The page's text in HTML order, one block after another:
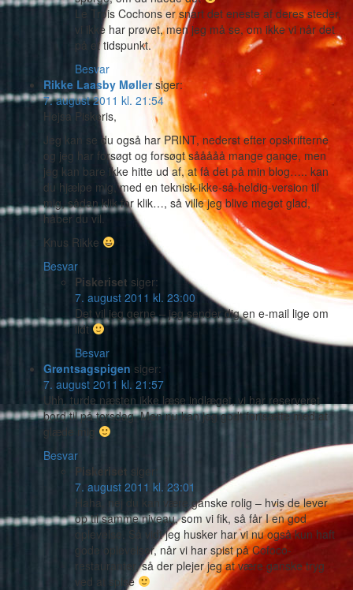
Le Trois Cochons er snart det eneste af deres steder,
vi ikke har prøvet, men jeg må se, om ikke vi når det
på et tidspunkt.
Besvar
Rikke Laasby Møller siger:
7. august 2011 kl. 21:54
Hejsa Piskeris,
Jeg kan se du også har PRINT, nederst efter opskrifterne
og jeg har forsøgt og forsøgt sååååå mange gange, men
jeg kan bare ikke hitte ud af, at få det på min blog….. kan
du hjælpe mig, med en teknisk-ikke-så-heldig-version til
mig, sådan klik for klik…, så ville jeg blive meget glad,
håber du vil.
Knus Rikke
Besvar
Piskeriset siger:
7. august 2011 kl. 23:00
Det vil jeg gerne – jeg sender dig en e-mail lige om
lidt
Besvar
Grøntsagspigen siger:
7. august 2011 kl. 21:57
Uhh, turde næsten ikke læse indlæget, vi har reserveret
bord til på torsdag. Men nu kan jeg godt fortsætte med at
glæde mig
Besvar
Piskeriset siger:
7. august 2011 kl. 23:01
Haha, nej du kan være ganske rolig – hvis de lever
op til samme niveau, som vi fik, så får I en god
oplevelse. Så vidt jeg husker har vi nu også kun haft
gode oplevelser, når vi har spist på Cofoco-
restauranter, så der plejer jeg at være ganske tryg
ved at spise